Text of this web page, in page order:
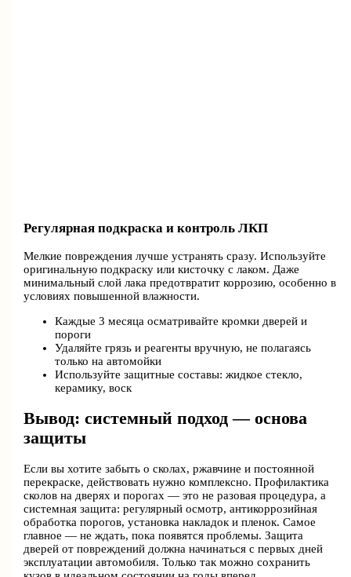
Регулярная подкраска и контроль ЛКП
Мелкие повреждения лучше устранять сразу. Используйте
оригинальную подкраску или кисточку с лаком. Даже
минимальный слой лака предотвратит коррозию, особенно в
условиях повышенной влажности.
Каждые 3 месяца осматривайте кромки дверей и
пороги
Удаляйте грязь и реагенты вручную, не полагаясь
только на автомойки
Используйте защитные составы: жидкое стекло,
керамику, воск
Вывод: системный подход — основа
защиты
Если вы хотите забыть о сколах, ржавчине и постоянной
перекраске, действовать нужно комплексно. Профилактика
сколов на дверях и порогах — это не разовая процедура, а
системная защита: регулярный осмотр, антикоррозийная
обработка порогов, установка накладок и пленок. Самое
главное — не ждать, пока появятся проблемы. Защита
дверей от повреждений должна начинаться с первых дней
эксплуатации автомобиля. Только так можно сохранить